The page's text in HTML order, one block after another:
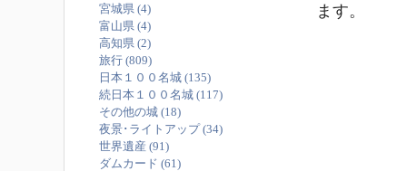
宮城県 (4)
富山県 (4)
高知県 (2)
旅行 (809)
日本１００名城 (135)
続日本１００名城 (117)
その他の城 (18)
夜景･ライトアップ (34)
世界遺産 (91)
ダムカード (61)
ます。